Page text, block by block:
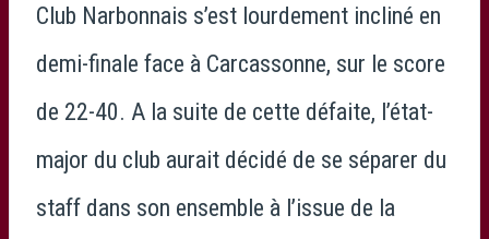
Club Narbonnais s’est lourdement incliné en
demi-finale face à Carcassonne, sur le score
de 22-40. A la suite de cette défaite, l’état-
major du club aurait décidé de se séparer du
staff dans son ensemble à l’issue de la